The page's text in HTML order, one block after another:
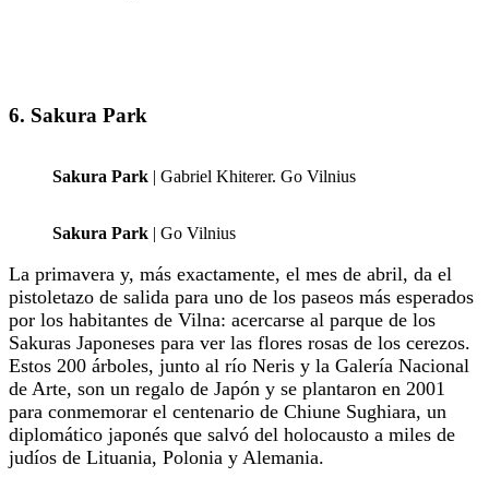
6. Sakura Park
Sakura Park | Gabriel Khiterer. Go Vilnius
Sakura Park | Go Vilnius
La primavera y, más exactamente, el mes de abril, da el
pistoletazo de salida para uno de los paseos más esperados
por los habitantes de Vilna: acercarse al parque de los
Sakuras Japoneses para ver las flores rosas de los cerezos.
Estos 200 árboles, junto al río Neris y la Galería Nacional
de Arte, son un regalo de Japón y se plantaron en 2001
para conmemorar el centenario de Chiune Sughiara, un
diplomático japonés que salvó del holocausto a miles de
judíos de Lituania, Polonia y Alemania.